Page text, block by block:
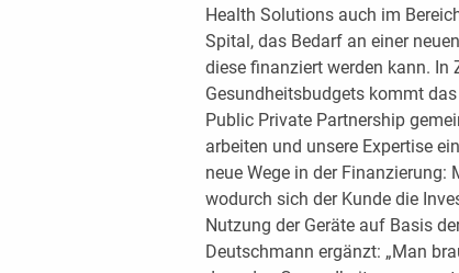
Health Solutions auch im
Spital, das Bedarf an einer
diese finanziert werden kann. In
Gesundheitsbudgets kommt
Public Private Partnership
arbeiten und unsere Expertise
neue Wege in der Finanzierung:
wodurch sich der Kunde die
Nutzung der Geräte auf Basis
Deutschmann ergänzt: „Man